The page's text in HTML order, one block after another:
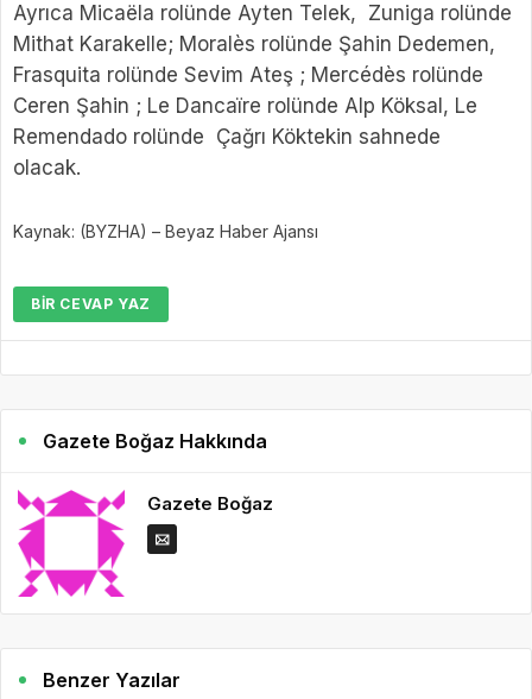
Ayrıca Micaëla rolünde Ayten Telek, Zuniga rolünde
Mithat Karakelle; Moralès rolünde Şahin Dedemen,
Frasquita rolünde Sevim Ateş ; Mercédès rolünde
Ceren Şahin ; Le Dancaïre rolünde Alp Köksal, Le
Remendado rolünde Çağrı Köktekin sahnede
olacak.
Kaynak: (BYZHA) – Beyaz Haber Ajansı
BIR CEVAP YAZ
Gazete Boğaz Hakkında
Gazete Boğaz
Benzer Yazılar